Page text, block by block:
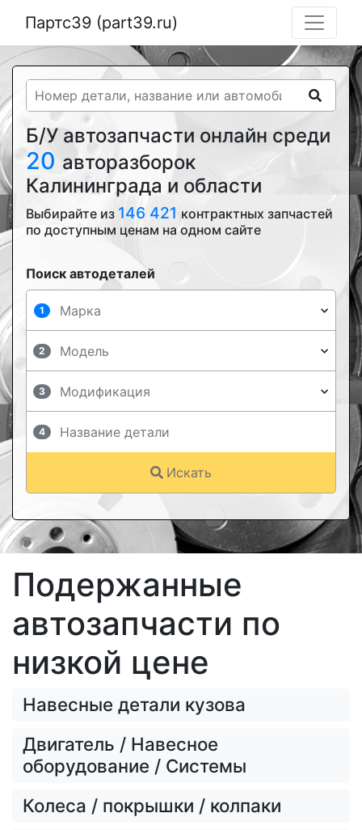
Партс39 (part39.ru)
Б/У автозапчасти онлайн среди
20 авторазборок
Калининграда и области
Выбирайте из 146 421 контрактных запчастей
по доступным ценам на одном сайте
Поиск автодеталей
1
2
3
4
Искать
Подержанные
автозапчасти по
низкой цене
Навесные детали кузова
Двигатель / Навесное
оборудование / Системы
Колеса / покрышки / колпаки